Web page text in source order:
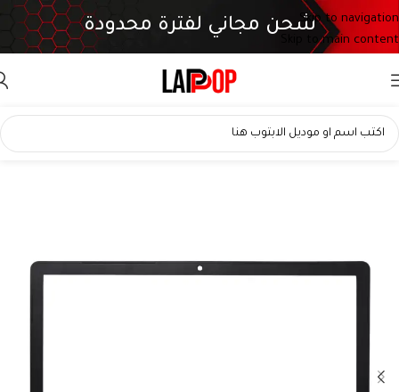
Skip to navigation
Skip to main content
شحن مجاني لفترة محدودة